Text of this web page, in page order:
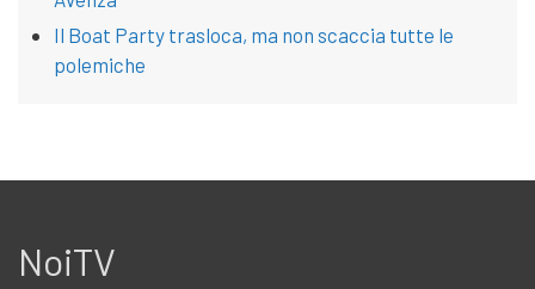
Il Boat Party trasloca, ma non scaccia tutte le
polemiche
NoiTV